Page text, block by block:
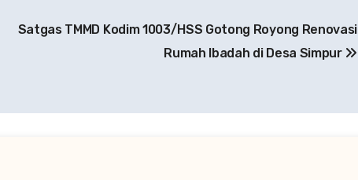
Satgas TMMD Kodim 1003/HSS Gotong Royong Renovasi
Rumah Ibadah di Desa Simpur